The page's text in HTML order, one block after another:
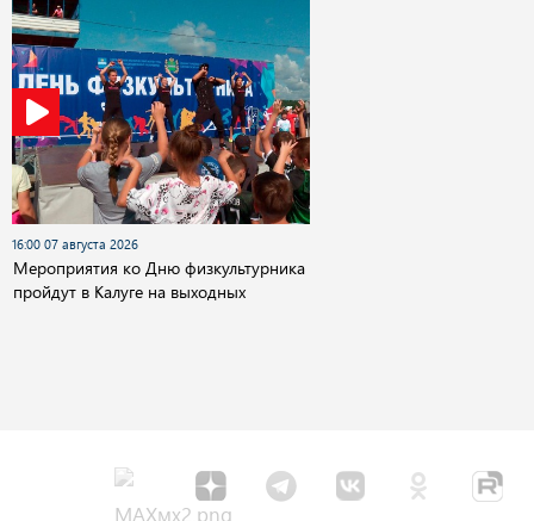
16:00 07 августа 2026
Мероприятия ко Дню физкультурника
пройдут в Калуге на выходных